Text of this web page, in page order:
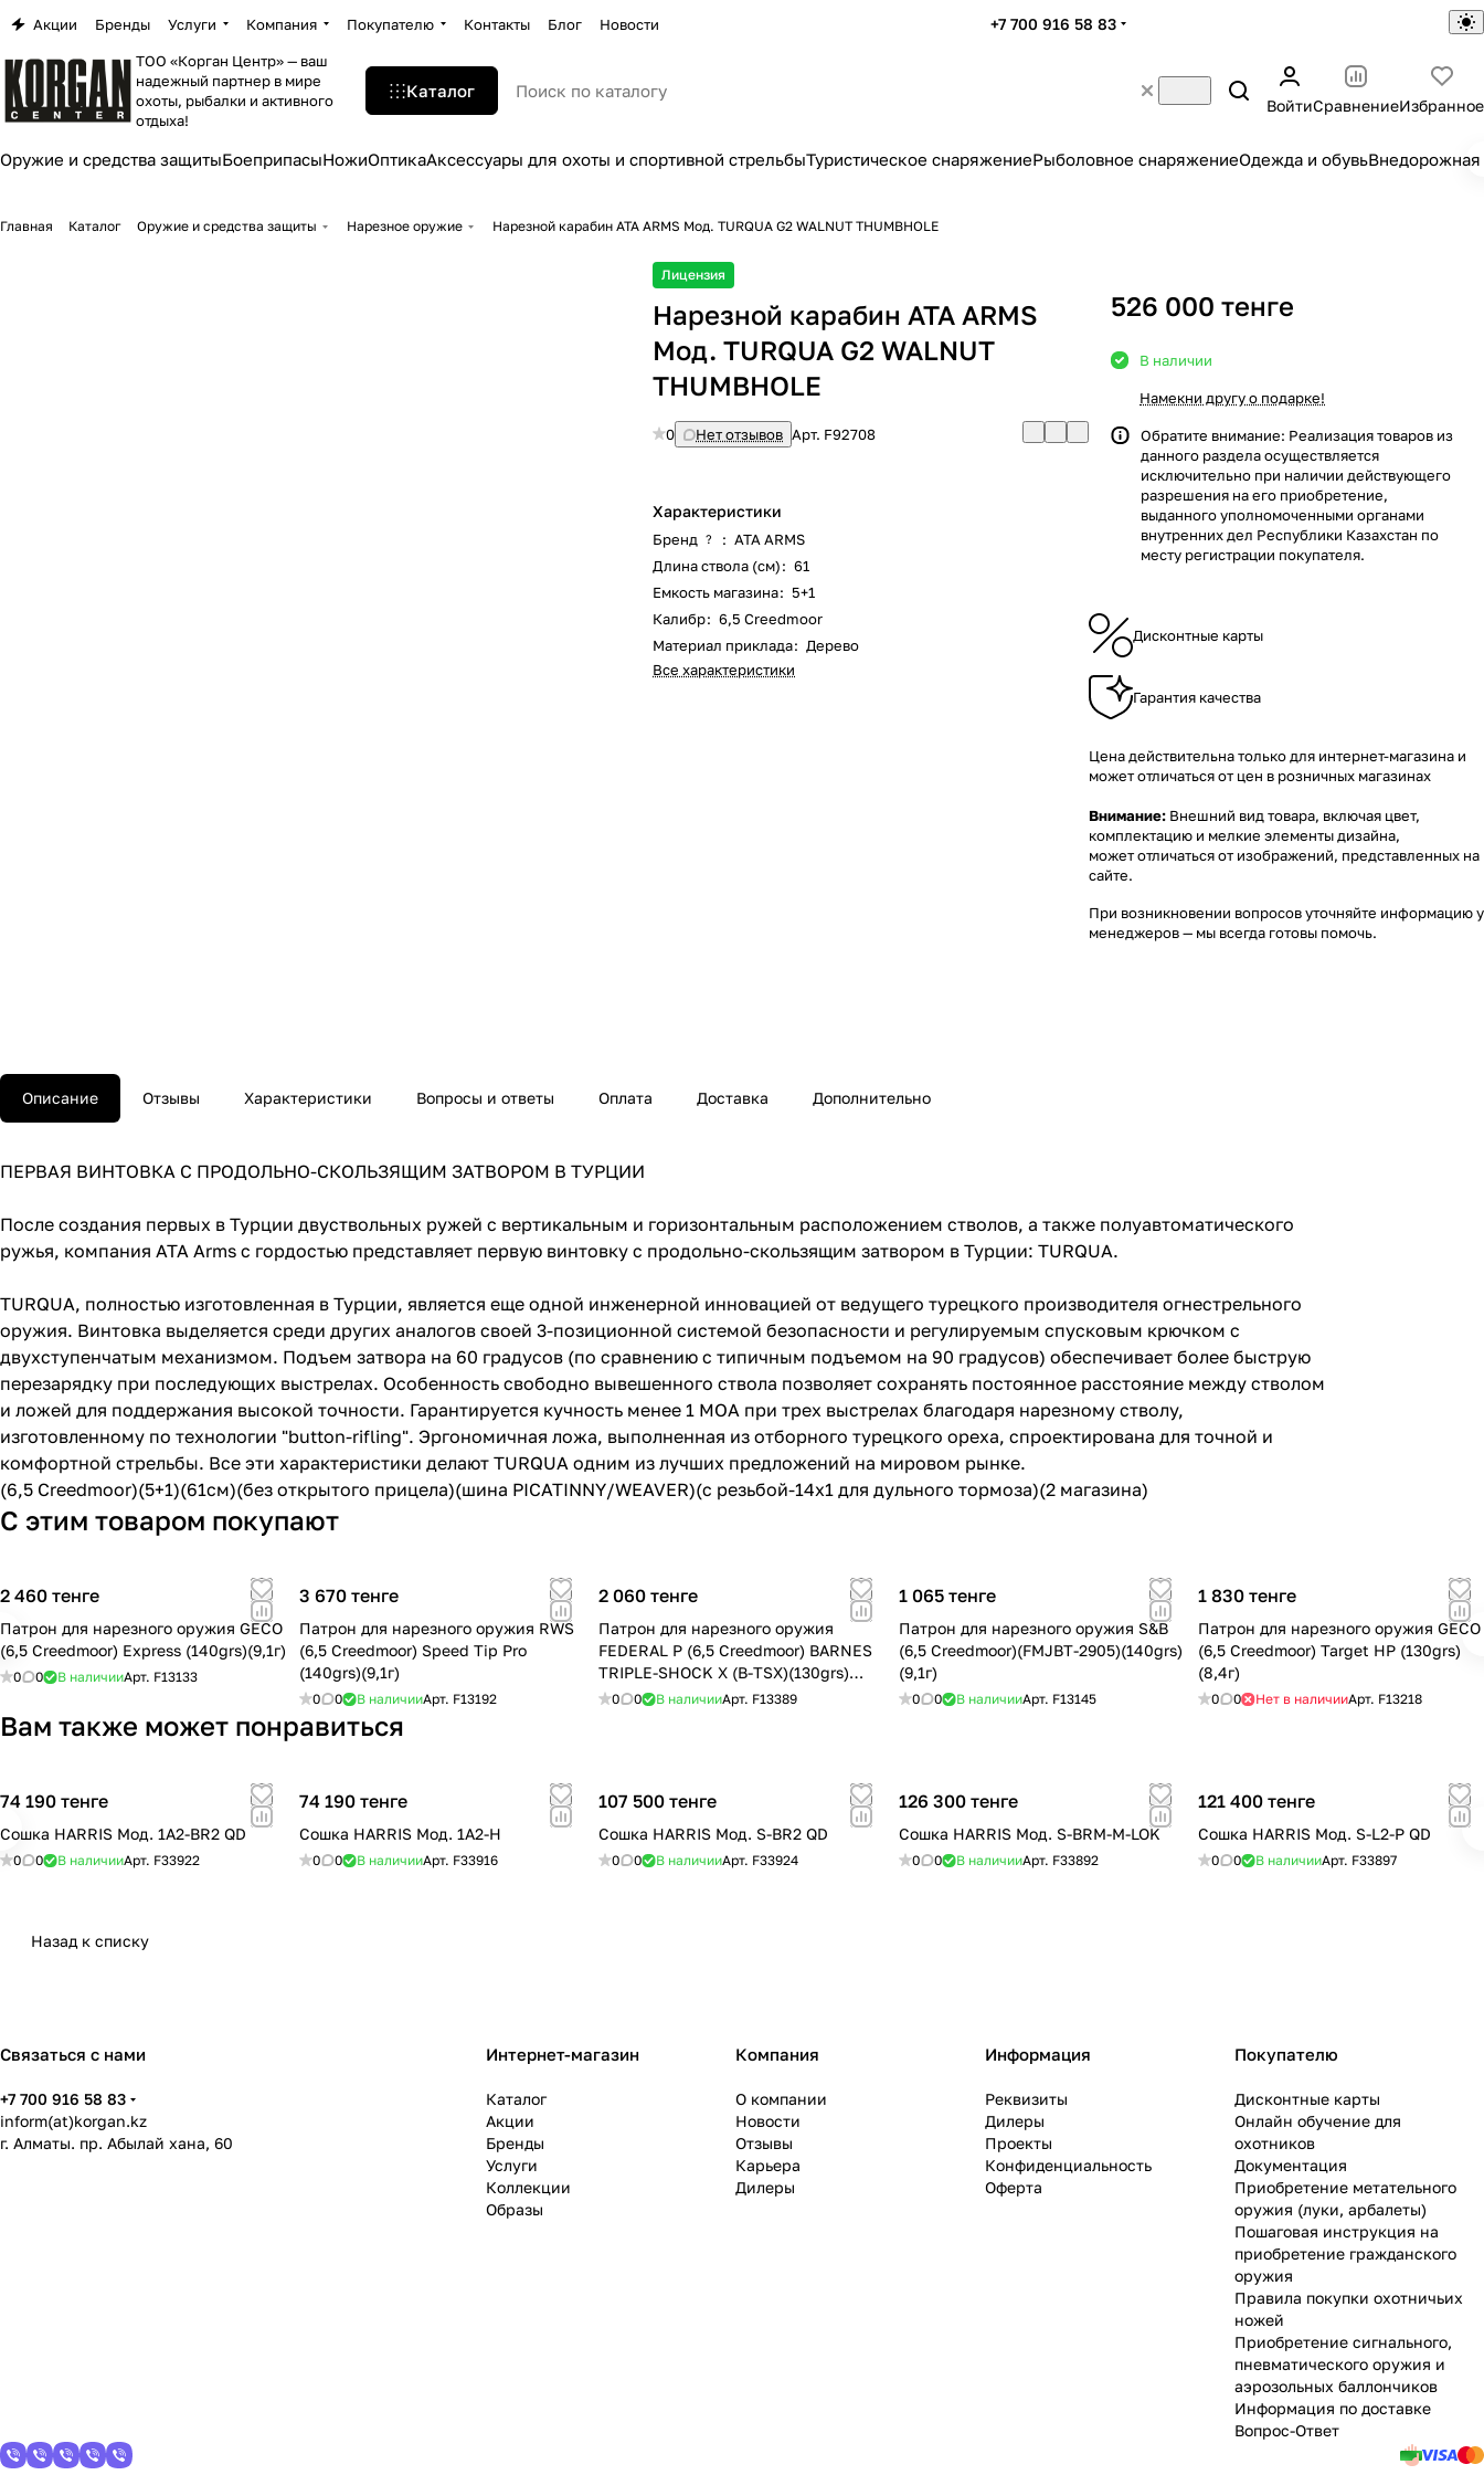
Акции Бренды Услуги Компания Покупателю Контакты Блог Новости +7 700 916 58 83
ТОО «Корган Центр» — ваш
надежный партнер в мире
охоты, рыбалки и активного
отдыха!
Каталог
ВойтиСравнениеИзбранное
Оружие и средства защитыБоеприпасыНожиОптикаАксессуары для охоты и спортивной стрельбыТуристическое снаряжениеРыболовное снаряжениеОдежда и обувьВнедорожная
Главная Каталог Оружие и средства защиты Нарезное оружие Нарезной карабин ATA ARMS Мод. TURQUA G2 WALNUT THUMBHOLE
Лицензия
Нарезной карабин ATA ARMS
Мод. TURQUA G2 WALNUT
THUMBHOLE
0 Нет отзывов Арт. F92708
Характеристики
Бренд ? : ATA ARMS
Длина ствола (см): 61
Емкость магазина: 5+1
Калибр: 6,5 Creedmoor
Материал приклада: Дерево
Все характеристики
526 000 тенге
В наличии
Намекни другу о подарке!
Обратите внимание: Реализация товаров из
данного раздела осуществляется
исключительно при наличии действующего
разрешения на его приобретение,
выданного уполномоченными органами
внутренних дел Республики Казахстан по
месту регистрации покупателя.
Дисконтные карты
Гарантия качества
Цена действительна только для интернет-магазина и
может отличаться от цен в розничных магазинах
Внимание: Внешний вид товара, включая цвет,
комплектацию и мелкие элементы дизайна,
может отличаться от изображений, представленных на
сайте.
При возникновении вопросов уточняйте информацию у
менеджеров— мы всегда готовы помочь.
Описание Отзывы Характеристики Вопросы и ответы Оплата Доставка Дополнительно
ПЕРВАЯ ВИНТОВКА С ПРОДОЛЬНО-СКОЛЬЗЯЩИМ ЗАТВОРОМ В ТУРЦИИ
После создания первых в Турции двуствольных ружей с вертикальным и горизонтальным расположением стволов, а также полуавтоматического
ружья, компания ATA Arms с гордостью представляет первую винтовку с продольно-скользящим затвором в Турции: TURQUA.
TURQUA, полностью изготовленная в Турции, является еще одной инженерной инновацией от ведущего турецкого производителя огнестрельного
оружия. Винтовка выделяется среди других аналогов своей 3-позиционной системой безопасности и регулируемым спусковым крючком с
двухступенчатым механизмом. Подъем затвора на 60 градусов (по сравнению с типичным подъемом на 90 градусов) обеспечивает более быструю
перезарядку при последующих выстрелах. Особенность свободно вывешенного ствола позволяет сохранять постоянное расстояние между стволом
и ложей для поддержания высокой точности. Гарантируется кучность менее 1 МОА при трех выстрелах благодаря нарезному стволу,
изготовленному по технологии "button-rifling". Эргономичная ложа, выполненная из отборного турецкого ореха, спроектирована для точной и
комфортной стрельбы. Все эти характеристики делают TURQUA одним из лучших предложений на мировом рынке.
(6,5 Creedmoor)(5+1)(61cм)(без открытого прицела)(шина PICATINNY/WEAVER)(с резьбой-14x1 для дульного тормоза)(2 магазина)
С этим товаром покупают
2 460 тенге
Патрон для нарезного оружия GECO
(6,5 Creedmoor) Express (140grs)(9,1г)
0 0 В наличииАрт. F13133
3 670 тенге
Патрон для нарезного оружия RWS
(6,5 Creedmoor) Speed Tip Pro
(140grs)(9,1г)
0 0 В наличииАрт. F13192
2 060 тенге
Патрон для нарезного оружия
FEDERAL P (6,5 Creedmoor) BARNES
TRIPLE-SHOCK X (B-TSX)(130grs)
(8,42г.)
0 0 В наличииАрт. F13389
1 065 тенге
Патрон для нарезного оружия S&B
(6,5 Creedmoor)(FMJBT-2905)(140grs)
(9,1г)
0 0 В наличииАрт. F13145
1 830 тенге
Патрон для нарезного оружия GECO
(6,5 Creedmoor) Target HP (130grs)
(8,4г)
0 0 Нет в наличииАрт. F13218
Вам также может понравиться
74 190 тенге
Сошка HARRIS Мод. 1A2-BR2 QD
0 0 В наличииАрт. F33922
74 190 тенге
Сошка HARRIS Мод. 1A2-H
0 0 В наличииАрт. F33916
107 500 тенге
Сошка HARRIS Мод. S-BR2 QD
0 0 В наличииАрт. F33924
126 300 тенге
Сошка HARRIS Мод. S-BRM-M-LOK
0 0 В наличииАрт. F33892
121 400 тенге
Сошка HARRIS Мод. S-L2-P QD
0 0 В наличииАрт. F33897
Назад к списку
Связаться с нами
+7 700 916 58 83
inform(at)korgan.kz
г. Алматы. пр. Абылай хана, 60
Интернет-магазин
Каталог
Акции
Бренды
Услуги
Коллекции
Образы
Компания
О компании
Новости
Отзывы
Карьера
Дилеры
Информация
Реквизиты
Дилеры
Проекты
Конфиденциальность
Оферта
Покупателю
Дисконтные карты
Онлайн обучение для
охотников
Документация
Приобретение метательного
оружия (луки, арбалеты)
Пошаговая инструкция на
приобретение гражданского
оружия
Правила покупки охотничьих
ножей
Приобретение сигнального,
пневматического оружия и
аэрозольных баллончиков
Информация по доставке
Вопрос-Ответ